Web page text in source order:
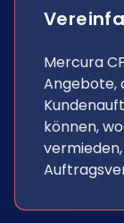
Mercura
Angebote,
können,